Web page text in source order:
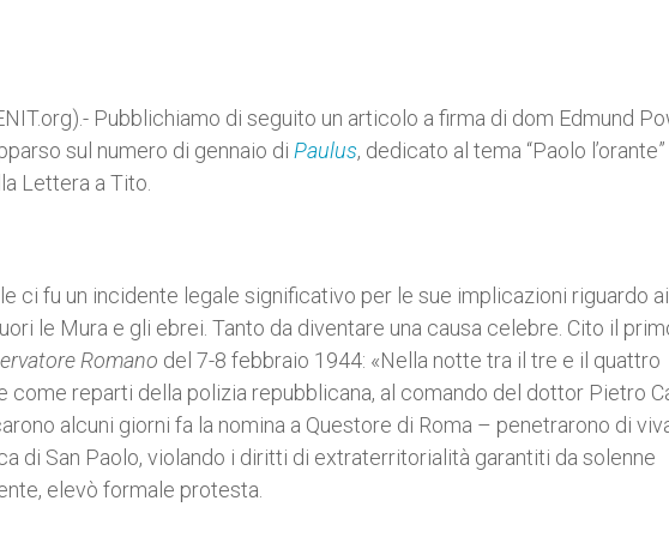
Pubblichiamo di seguito un articolo a firma di dom Edmund
sul numero di gennaio di Paulus, dedicato al tema “Paolo
Lettera a Tito.
ci fu un incidente legale significativo per le sue implicazioni riguardo ai
le Mura e gli ebrei. Tanto da diventare una causa celebre. Cito il
Romano del 7-8 febbraio 1944: «Nella notte tra il tre e il quattro
come reparti della polizia repubblicana, al comando del dottor Pietro
alcuni giorni fa la nomina a Questore di Roma – penetrarono di
di San Paolo, violando i diritti di extraterritorialità garantiti da solenne
elevò formale protesta.